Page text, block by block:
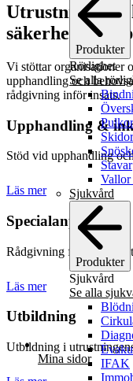
Produkter
Rörlighet
Se alla
Pulkor
Skidor
Stavar
Sjukvård
Produkter
Sjukvård
Se alla
IFAK
Mina sidor
Utrustning och
säkerhet och
Vi stöttar organisationer
upphandling och
rådgivning inför insats.
Upphandling &
Stöd vid upphandling
Läs mer
Specialanpassning
Rådgivning för att
Läs mer
Utbildning
Utbildning i